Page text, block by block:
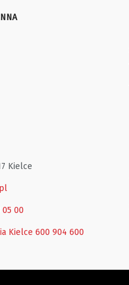
Kielce
00
Kielce 600 904 600